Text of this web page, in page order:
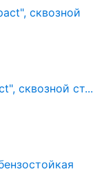
сквозной ст...